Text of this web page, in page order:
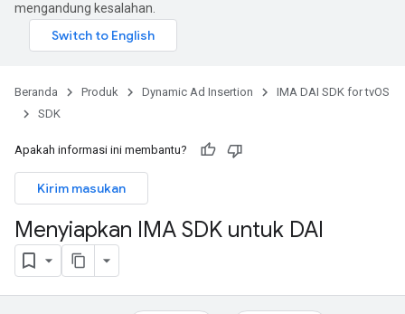
mengandung kesalahan.
Beranda Produk Dynamic Ad Insertion
IMA DAI SDK for tvOS
SDK
Apakah informasi ini membantu?
Kirim masukan
Menyiapkan IMA SDK untuk DAI